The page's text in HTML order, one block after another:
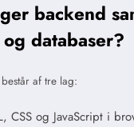
backend
databaser?
af tre lag:
CSS og JavaScript i